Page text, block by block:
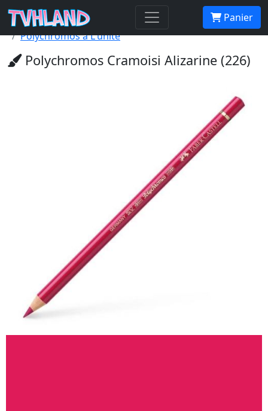
Panier
Accueil Tvhland
Matériel De Dessin
Crayon De Couleur Beaux Arts
Polychromos à L'unité
Polychromos Cramoisi Alizarine (226)